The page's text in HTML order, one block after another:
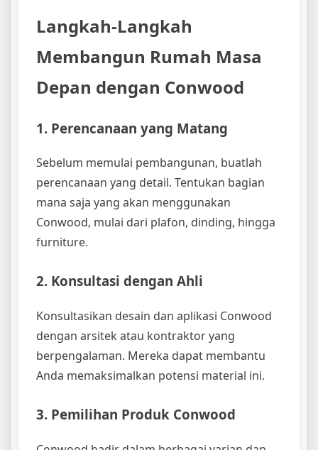
Langkah-Langkah
Membangun Rumah Masa
Depan dengan Conwood
1. Perencanaan yang Matang
Sebelum memulai pembangunan, buatlah
perencanaan yang detail. Tentukan bagian
mana saja yang akan menggunakan
Conwood, mulai dari plafon, dinding, hingga
furniture.
2. Konsultasi dengan Ahli
Konsultasikan desain dan aplikasi Conwood
dengan arsitek atau kontraktor yang
berpengalaman. Mereka dapat membantu
Anda memaksimalkan potensi material ini.
3. Pemilihan Produk Conwood